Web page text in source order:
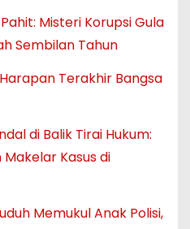
Misteri Korupsi Gula
Sembilan Tahun
Terakhir Bangsa
di Balik Tirai Hukum:
Kasus di
Memukul Anak Polisi,